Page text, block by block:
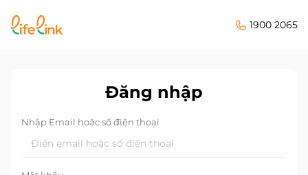
1900 2065
Đăng nhập
Nhập Email hoặc số điện thoại